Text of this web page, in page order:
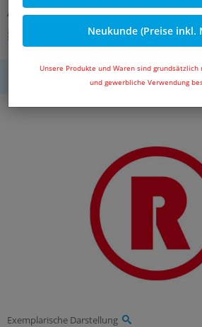
Neukunde (Preise inkl.
Unsere Produkte und Waren sind
und gewerbliche Verwendung
Artikelnummer: OT-RIE000185
Andere Varianten des Artikels
Exemplarische Darstellung